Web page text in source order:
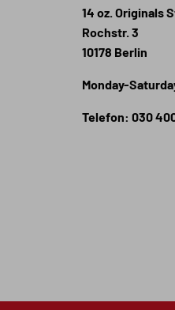
14 oz. Originals
Rochstr. 3
10178 Berlin
Monday-
Telefon: 030